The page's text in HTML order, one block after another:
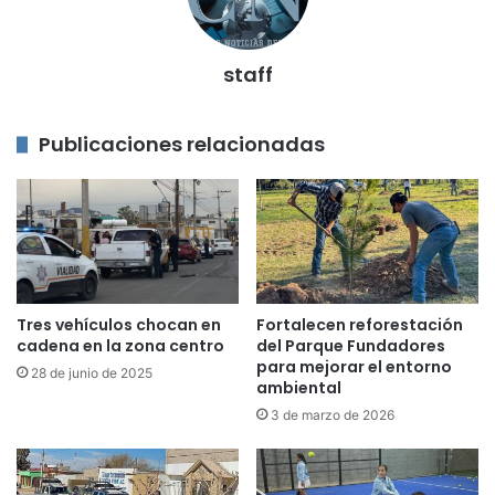
staff
Publicaciones relacionadas
Tres vehículos chocan en
cadena en la zona centro
28 de junio de 2025
Fortalecen reforestación
del Parque Fundadores
para mejorar el entorno
ambiental
3 de marzo de 2026